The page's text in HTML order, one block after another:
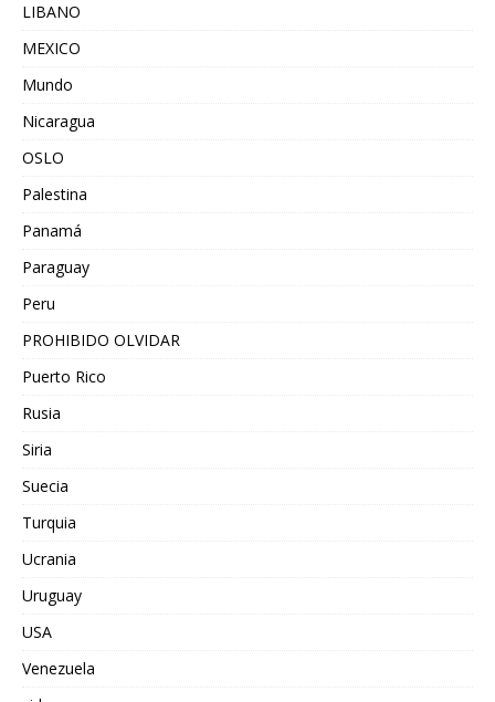
LIBANO
MEXICO
Mundo
Nicaragua
OSLO
Palestina
Panamá
Paraguay
Peru
PROHIBIDO OLVIDAR
Puerto Rico
Rusia
Siria
Suecia
Turquia
Ucrania
Uruguay
USA
Venezuela